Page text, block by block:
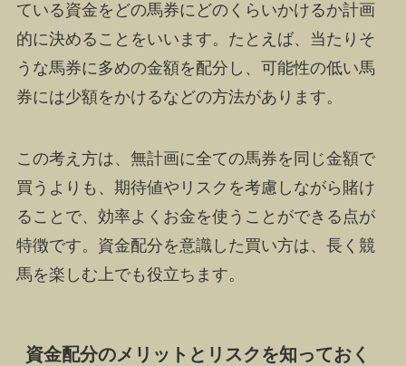
ている資金をどの馬券にどのくらいかけるか計画
的に決めることをいいます。たとえば、当たりそ
うな馬券に多めの金額を配分し、可能性の低い馬
券には少額をかけるなどの方法があります。
この考え方は、無計画に全ての馬券を同じ金額で
買うよりも、期待値やリスクを考慮しながら賭け
ることで、効率よくお金を使うことができる点が
特徴です。資金配分を意識した買い方は、長く競
馬を楽しむ上でも役立ちます。
資金配分のメリットとリスクを知っておく